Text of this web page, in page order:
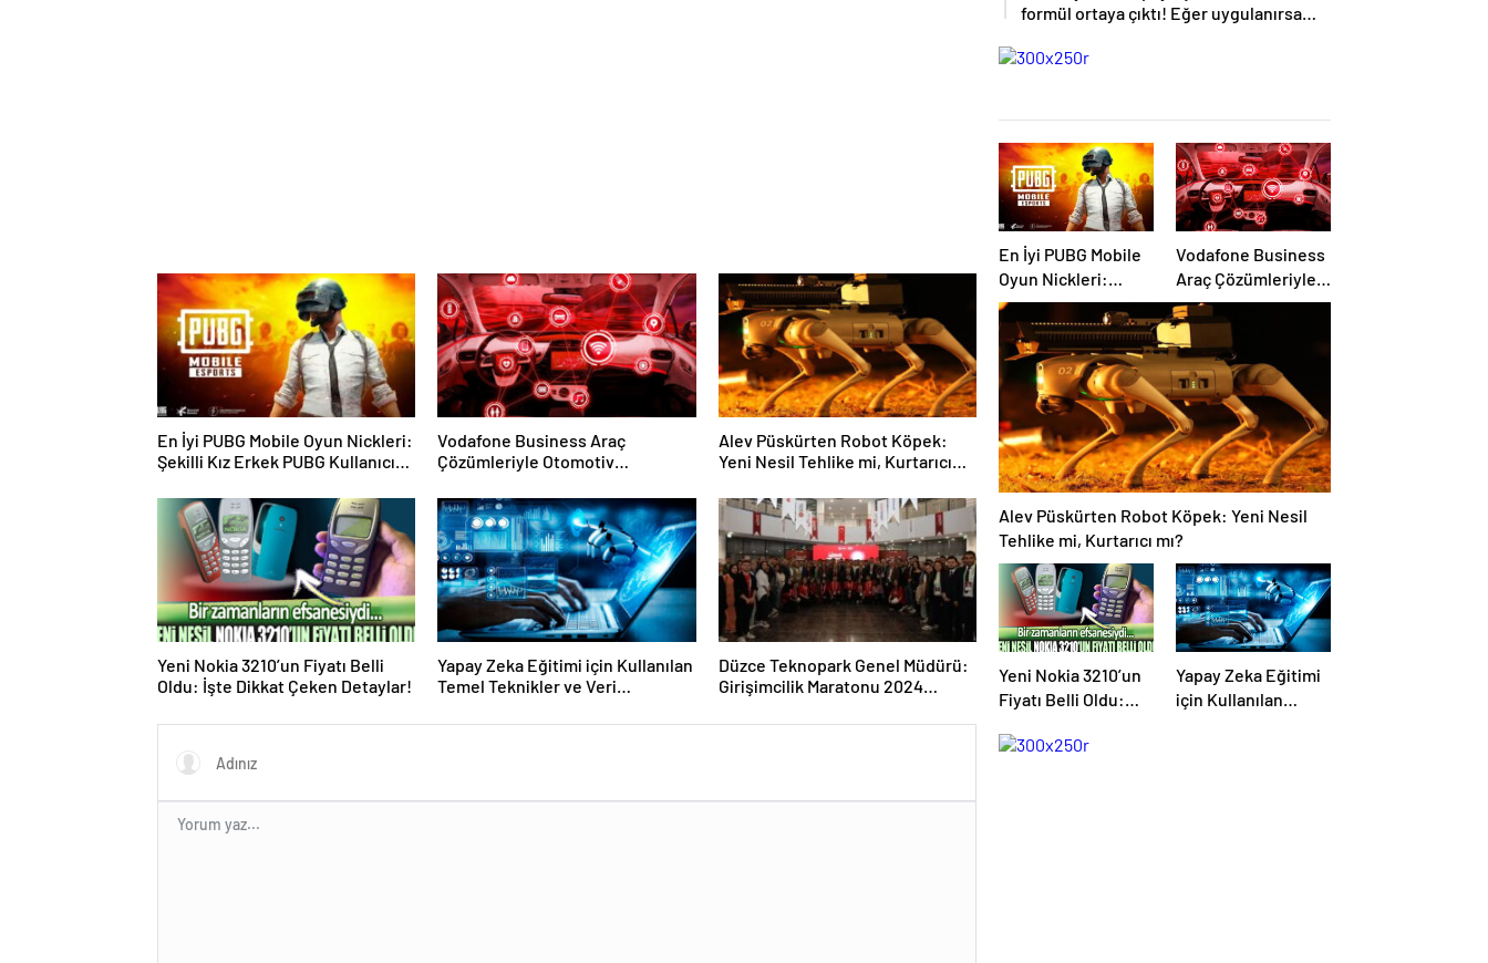
En İyi PUBG Mobile Oyun Nickleri:
Şekilli Kız Erkek PUBG Kullanıcı
Vodafone Business Araç
Çözümleriyle Otomotiv
Alev Püskürten Robot Köpek:
Yeni Nesil Tehlike mi, Kurtarıcı
Yeni Nokia 3210’un Fiyatı Belli
Oldu: İşte Dikkat Çeken Detaylar!
Yapay Zeka Eğitimi için Kullanılan
Temel Teknikler ve Veri
Düzce Teknopark Genel Müdürü:
Girişimcilik Maratonu 2024
formül ortaya çıktı! Eğer uygulanırsa
En İyi PUBG Mobile
Oyun Nickleri:
Şekilli Kız Erkek
PUBG Kullanıcı
İsimleri
Vodafone Business
Araç Çözümleriyle
Otomotiv
Sektöründe Devrim
Başlatıyor
Alev Püskürten Robot Köpek: Yeni Nesil
Tehlike mi, Kurtarıcı mı?
Yeni Nokia 3210’un
Fiyatı Belli Oldu:
Detaylar!
Yapay Zeka Eğitimi
için Kullanılan